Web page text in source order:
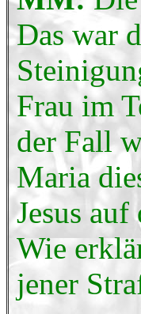
Das war
Frau im
der Fall
Maria
Jesus
Wie
jener